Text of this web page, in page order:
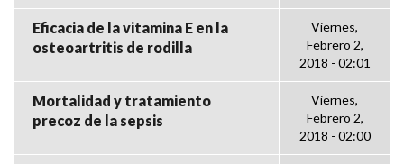
Eficacia de la vitamina E en la
osteoartritis de rodilla
Viernes,
Febrero 2,
2018 - 02:01
Mortalidad y tratamiento
precoz de la sepsis
Viernes,
Febrero 2,
2018 - 02:00